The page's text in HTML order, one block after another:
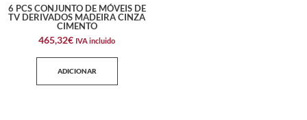
6 PCS CONJUNTO DE MÓVEIS DE
TV DERIVADOS MADEIRA CINZA
CIMENTO
465,32€ IVA incluido
ADICIONAR